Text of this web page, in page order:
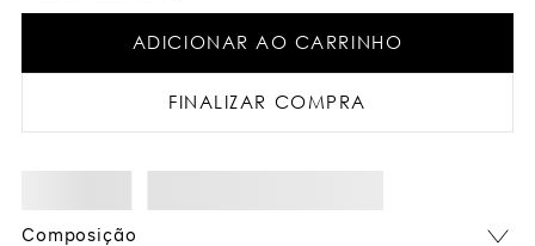
ADICIONAR AO CARRINHO
FINALIZAR COMPRA
Composição